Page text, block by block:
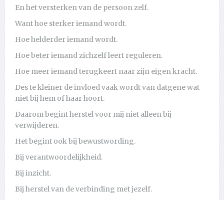
En het versterken van de persoon zelf.
Want hoe sterker iemand wordt.
Hoe helderder iemand wordt.
Hoe beter iemand zichzelf leert reguleren.
Hoe meer iemand terugkeert naar zijn eigen kracht.
Des te kleiner de invloed vaak wordt van datgene wat
niet bij hem of haar hoort.
Daarom begint herstel voor mij niet alleen bij
verwijderen.
Het begint ook bij bewustwording.
Bij verantwoordelijkheid.
Bij inzicht.
Bij herstel van de verbinding met jezelf.